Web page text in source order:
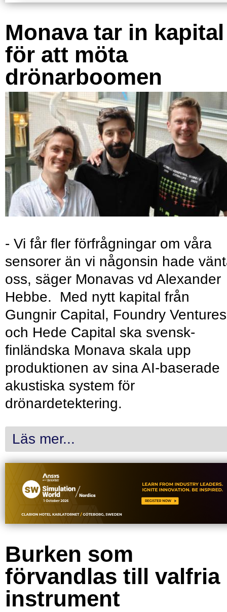
Monava tar in kapital
för att möta
drönarboomen
- Vi får fler förfrågningar om våra
sensorer än vi någonsin hade
oss, säger Monavas vd Alexander
Hebbe. Med nytt kapital från
Gungnir Capital, Foundry Ventures
och Hede Capital ska svensk-
finländska Monava skala upp
produktionen av sina AI-baserade
akustiska system för
drönardetektering.
Läs mer...
Burken som
förvandlas till valfria
instrument